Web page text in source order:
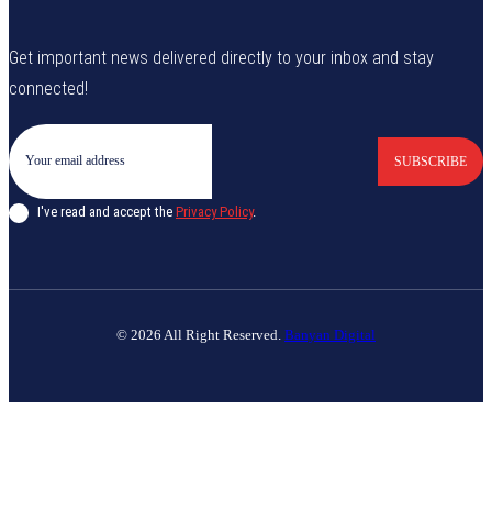
Get important news delivered directly to your inbox and stay
connected!
SUBSCRIBE
I've read and accept the Privacy Policy.
© 2026 All Right Reserved. Banyan Digital